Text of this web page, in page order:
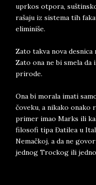
uprkos otpora,
rašaju iz sistema tih
eliminiše.
Zato takva nova
Zato ona ne bi smela
prirode.
Ona bi morala imati
čoveku, a nikako onako
primer imao Marks ili
filosofi tipa Đatilea u
Nemačkoj, a da ne
jednog Trockog ili